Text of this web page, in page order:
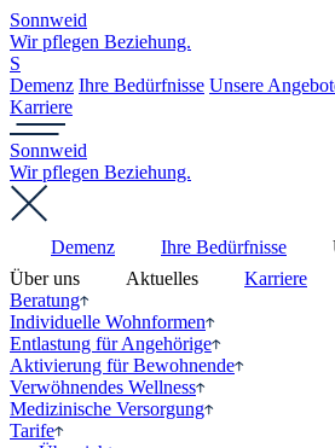
Sonnweid
Wir pflegen Beziehung.
S
Demenz Ihre Bedürfnisse Unsere
Karriere
Sonnweid
Wir pflegen Beziehung.
Demenz Ihre Bedürfnisse
Über uns
Aktuelles
Karriere
Beratung
Individuelle Wohnformen
Entlastung für Angehörige
Aktivierung für Bewohnende
Verwöhnendes Wellness
Medizinische Versorgung
Tarife